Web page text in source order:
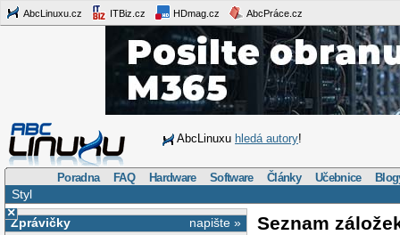
AbcLinuxu.cz ITBiz.cz HDmag.cz AbcPráce.cz
AbcLinuxu hledá autory!
Poradna FAQ Hardware Software Články Učebnice
Styl
×
napište »
Zprávičky
Seznam